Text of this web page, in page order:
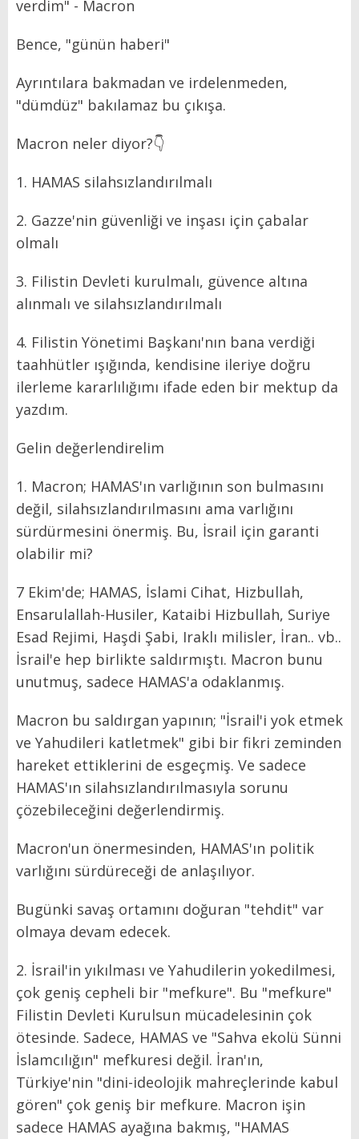
verdim" - Macron
Bence, "günün haberi"
Ayrıntılara bakmadan ve irdelenmeden,
"dümdüz" bakılamaz bu çıkışa.
Macron neler diyor?👇
1. HAMAS silahsızlandırılmalı
2. Gazze'nin güvenliği ve inşası için çabalar
olmalı
3. Filistin Devleti kurulmalı, güvence altına
alınmalı ve silahsızlandırılmalı
4. Filistin Yönetimi Başkanı'nın bana verdiği
taahhütler ışığında, kendisine ileriye doğru
ilerleme kararlılığımı ifade eden bir mektup da
yazdım.
Gelin değerlendirelim
1. Macron; HAMAS'ın varlığının son bulmasını
değil, silahsızlandırılmasını ama varlığını
sürdürmesini önermiş. Bu, İsrail için garanti
olabilir mi?
7 Ekim'de; HAMAS, İslami Cihat, Hizbullah,
Ensarulallah-Husiler, Kataibi Hizbullah, Suriye
Esad Rejimi, Haşdi Şabi, Iraklı milisler, İran.. vb..
İsrail'e hep birlikte saldırmıştı. Macron bunu
unutmuş, sadece HAMAS'a odaklanmış.
Macron bu saldırgan yapının; "İsrail'i yok etmek
ve Yahudileri katletmek" gibi bir fikri zeminden
hareket ettiklerini de esgeçmiş. Ve sadece
HAMAS'ın silahsızlandırılmasıyla sorunu
çözebileceğini değerlendirmiş.
Macron'un önermesinden, HAMAS'ın politik
varlığını sürdüreceği de anlaşılıyor.
Bugünki savaş ortamını doğuran "tehdit" var
olmaya devam edecek.
2. İsrail'in yıkılması ve Yahudilerin yokedilmesi,
çok geniş cepheli bir "mefkure". Bu "mefkure"
Filistin Devleti Kurulsun mücadelesinin çok
ötesinde. Sadece, HAMAS ve "Sahva ekolü Sünni
İslamcılığın" mefkuresi değil. İran'ın,
Türkiye'nin "dini-ideolojik mahreçlerinde kabul
gören" çok geniş bir mefkure. Macron işin
sadece HAMAS ayağına bakmış, "HAMAS